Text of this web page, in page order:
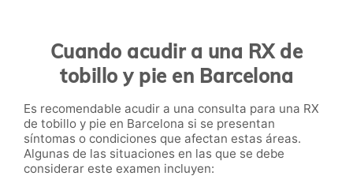
Cuando acudir a una RX de
tobillo y pie en Barcelona
Es recomendable acudir a una consulta para una RX
de tobillo y pie en Barcelona si se presentan
síntomas o condiciones que afectan estas áreas.
Algunas de las situaciones en las que se debe
considerar este examen incluyen: